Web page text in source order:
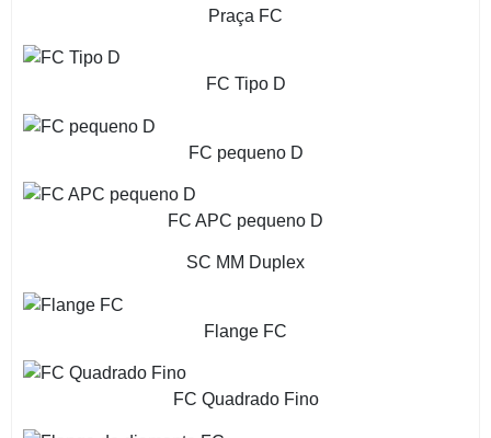
Praça FC
FC Tipo D
FC pequeno D
FC APC pequeno D
SC MM Duplex
Flange FC
FC Quadrado Fino